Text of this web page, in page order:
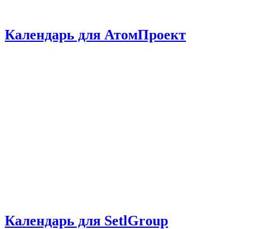
Календарь для АтомПроект
Календарь для SetlGroup